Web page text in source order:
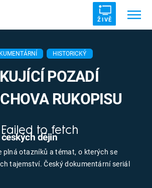
ŽIVĚ
UFO DRUHÁ SVĚTOVÁ VÁLKA
DÁVNOVĚKU
HISTORICKÝ
POZADÍ
RUKOPISU
Failed to fetch
plná otazníků a témat, o kterých se
tajemství. Český dokumentární seriál
dějin